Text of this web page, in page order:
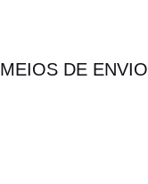
MEIOS DE ENVIO